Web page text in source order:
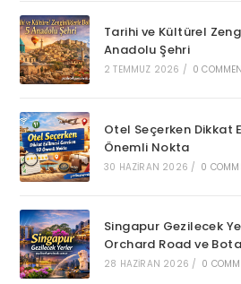
Tarihi ve Kültürel
Anadolu Şehri
2 TEMMUZ 2026 / 0
Otel Seçerken Dikkat
Önemli Nokta
30 HAZIRAN 2026 / 0
Singapur Gezilecek
Orchard Road ve
28 HAZIRAN 2026 / 0